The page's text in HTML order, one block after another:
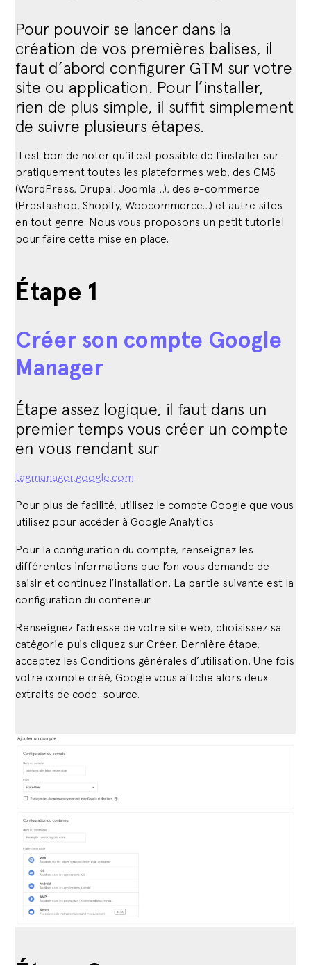
Pour pouvoir se lancer dans la
création de vos premières balises, il
faut d’abord configurer GTM sur votre
site ou application. Pour l’installer,
rien de plus simple, il suffit simplement
de suivre plusieurs étapes.
Il est bon de noter qu’il est possible de l’installer sur
pratiquement toutes les plateformes web, des CMS
(WordPress, Drupal, Joomla…), des e-commerce
(Prestashop, Shopify, Woocommerce…) et autre sites
en tout genre. Nous vous proposons un petit tutoriel
pour faire cette mise en place.
Étape 1
Créer son compte Google
Manager
Étape assez logique, il faut dans un
premier temps vous créer un compte
en vous rendant sur
tagmanager.google.com.
Pour plus de facilité, utilisez le compte Google que vous
utilisez pour accéder à Google Analytics.
Pour la configuration du compte, renseignez les
différentes informations que l’on vous demande de
saisir et continuez l’installation. La partie suivante est la
configuration du conteneur.
Renseignez l’adresse de votre site web, choisissez sa
catégorie puis cliquez sur Créer. Dernière étape,
acceptez les Conditions générales d’utilisation. Une fois
votre compte créé, Google vous affiche alors deux
extraits de code-source.